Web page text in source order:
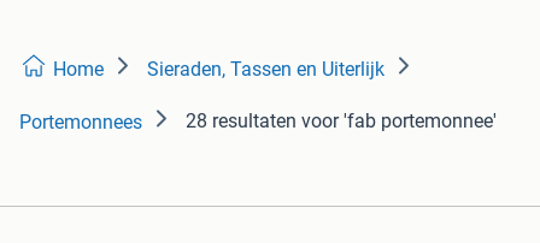
Home Sieraden, Tassen en Uiterlijk
Portemonnees 28 resultaten voor 'fab portemonnee'